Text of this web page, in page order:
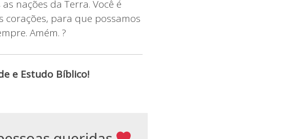
nações da Terra. Você é
corações, para que possamos
Amém. ?
e Estudo Bíblico!